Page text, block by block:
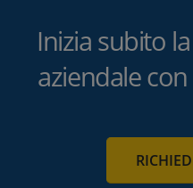
Inizia subito
aziendale